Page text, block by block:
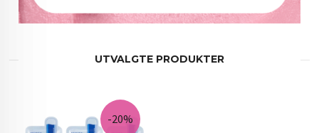
UTVALGTE PRODUKTER
-20%